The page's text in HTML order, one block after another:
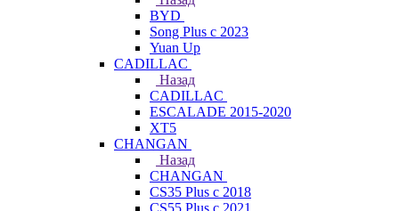
BYD
Song Plus с 2023
Yuan Up
CADILLAC
Назад
CADILLAC
ESСALADE 2015-2020
XT5
CHANGAN
Назад
CHANGAN
CS35 Plus с 2018
CS55 Plus с 2021